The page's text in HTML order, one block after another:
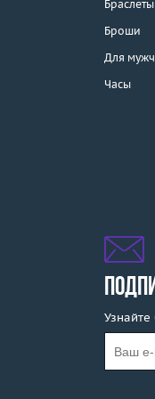
Бесплатная
Покупка и оплата
Браслеты
Броши
Для
Часы